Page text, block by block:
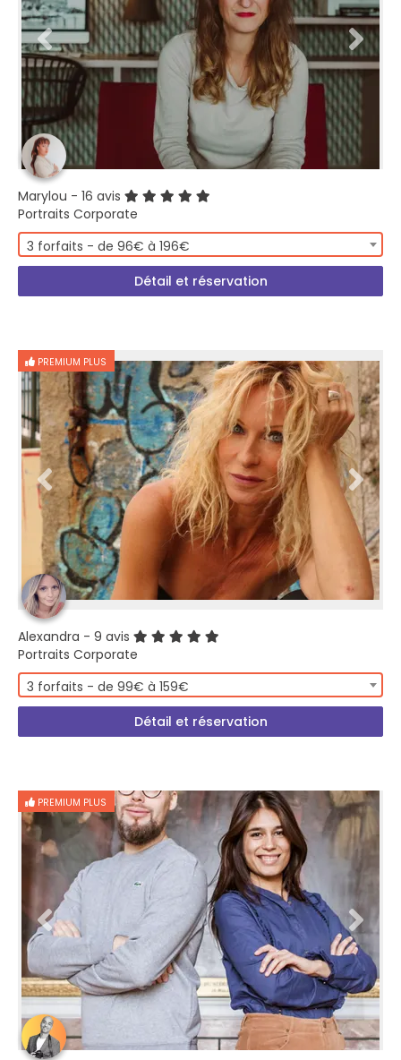
Marylou - 16 avis
Portraits Corporate
3 forfaits - de 96€ à 196€
Détail et réservation
PREMIUM PLUS
Alexandra - 9 avis
Portraits Corporate
3 forfaits - de 99€ à 159€
Détail et réservation
PREMIUM PLUS